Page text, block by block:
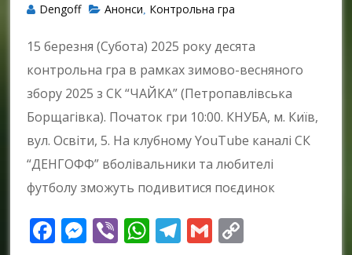
Dengoff Анонси Контрольна гра
15 березня (Субота) 2025 року десята
контрольна гра в рамках зимово-весняного
збору 2025 з СК “ЧАЙКА” (Петропавлівська
Борщагівка). Початок гри 10:00. КНУБА, м. Київ,
вул. Освіти, 5. На клубному YouTube каналі СК
“ДЕНГОФФ” вболівальники та любителі
футболу зможуть подивитися поєдинок
Facebook
Messenger
ViberWhatsApp
Telegram
Gmail